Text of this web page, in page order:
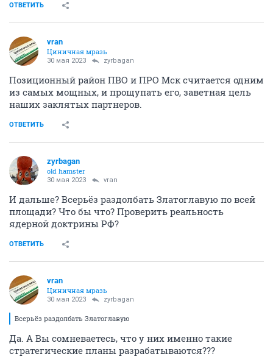
ОТВЕТИТЬ
vran
Циничная мразь
30 мая 2023 zyrbagan
Позиционный район ПВО и ПРО Мск считается одним
из самых мощных, и прощупать его, заветная цель
наших заклятых партнеров.
ОТВЕТИТЬ
zyrbagan
old hamster
30 мая 2023 vran
И дальше? Всерьёз раздолбать Златоглавую по всей
площади? Что бы что? Проверить реальность
ядерной доктрины РФ?
ОТВЕТИТЬ
vran
Циничная мразь
30 мая 2023 zyrbagan
Всерьёз раздолбать Златоглавую
Да. А Вы сомневаетесь, что у них именно такие
стратегические планы разрабатываются???